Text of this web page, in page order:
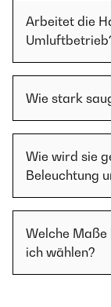
Arbeitet die
Wie stark
Wie wird sie
Beleuchtung
Welche Maße
ich wählen?